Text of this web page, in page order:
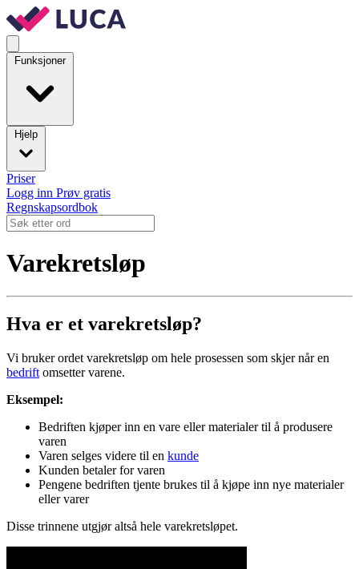
Funksjoner
Hjelp
Priser
Logg inn Prøv gratis
Regnskapsordbok
Varekretsløp
Hva er et varekretsløp?
Vi bruker ordet varekretsløp om hele prosessen som skjer når en
bedrift omsetter varene.
Eksempel:
Bedriften kjøper inn en vare eller materialer til å produsere
varen
Varen selges videre til en kunde
Kunden betaler for varen
Pengene bedriften tjente brukes til å kjøpe inn nye materialer
eller varer
Disse trinnene utgjør altså hele varekretsløpet.